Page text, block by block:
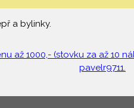
a bylinky.
až 1000,- (stovku za až 10
pavelr9711.